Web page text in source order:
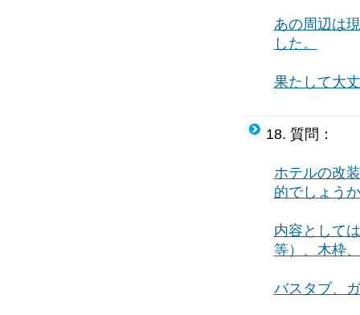
あの周辺は
した。
果たして大
18. 質問：
ホテルの改
的でしょう
内容として
等）、木枠
バスタブ、